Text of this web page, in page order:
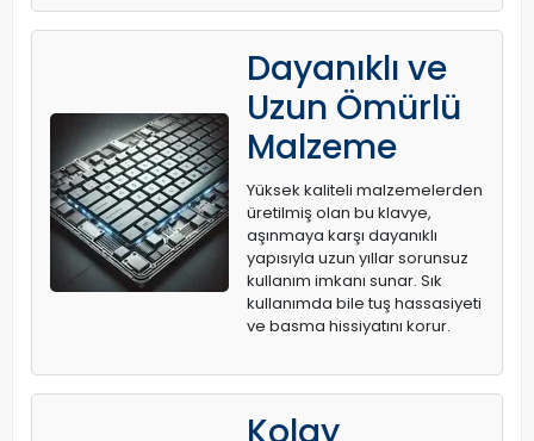
Dayanıklı ve
Uzun Ömürlü
Malzeme
Yüksek kaliteli malzemelerden
üretilmiş olan bu klavye,
aşınmaya karşı dayanıklı
yapısıyla uzun yıllar sorunsuz
kullanım imkanı sunar. Sık
kullanımda bile tuş hassasiyeti
ve basma hissiyatını korur.